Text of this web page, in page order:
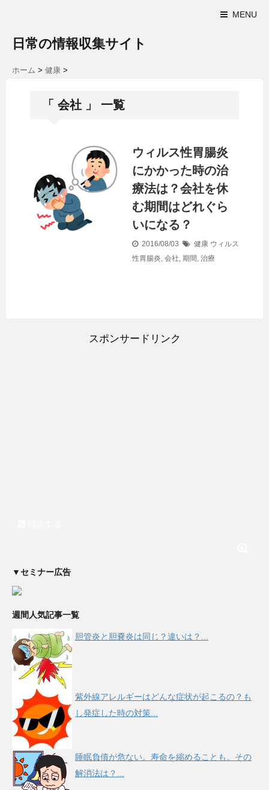
MENU
日常の情報収集サイト
ホーム > 健康 >
「 会社 」 一覧
ウィルス性胃腸炎
にかかった時の治
療法は？会社を休
む期間はどれぐら
いになる？
2016/08/03 健康 ウィルス
性胃腸炎, 会社, 期間 , 治療
スポンサードリンク
▼セミナー広告
週間人気記事一覧
胆管炎と胆嚢炎は同じ？違いは？...
紫外線アレルギーはどんな症状が起こるの？も
し発症した時の対策...
睡眠負債が危ない。寿命を縮めることも。その
解消法は？...